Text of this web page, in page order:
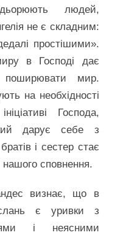
людей,
не є складним:
простішими».
в Господі дає
поширювати мир.
на необхідності
Господа,
дарує себе з
і сестер стає
нашого сповнення.
визнає, що в
є уривки з
і неясними